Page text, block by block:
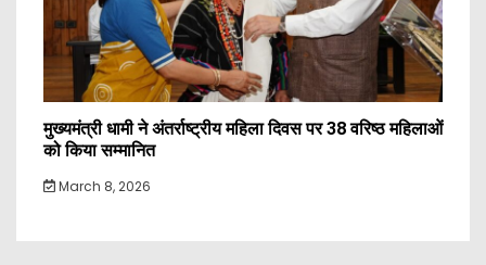
मुख्यमंत्री धामी ने अंतर्राष्ट्रीय महिला दिवस पर 38 वरिष्ठ महिलाओं
को किया सम्मानित
March 8, 2026